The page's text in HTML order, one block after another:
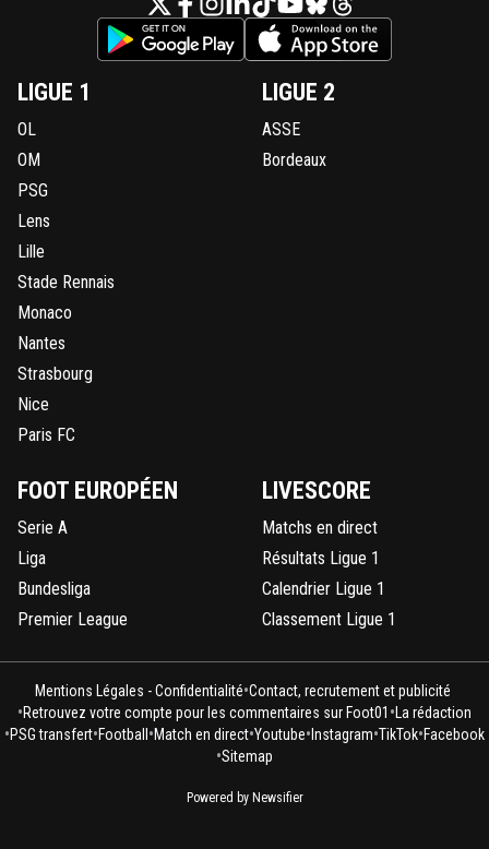
LIGUE 1
OL
OM
PSG
Lens
Lille
Stade Rennais
Monaco
Nantes
Strasbourg
Nice
Paris FC
LIGUE 2
ASSE
Bordeaux
FOOT EUROPÉEN
Serie A
Liga
Bundesliga
Premier League
LIVESCORE
Matchs en direct
Résultats Ligue 1
Calendrier Ligue 1
Classement Ligue 1
Mentions Légales - Confidentialité•Contact, recrutement et publicité
•Retrouvez votre compte pour les commentaires sur Foot01 •La rédaction
•PSG transfert•Football •Match en direct•Youtube• Instagram•TikTok•Facebook
•Sitemap
Powered by Newsifier